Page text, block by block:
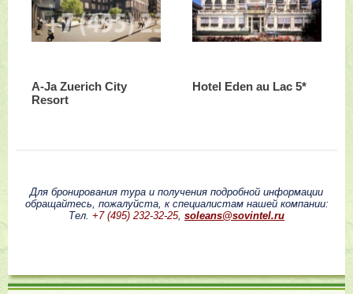
A-Ja Zuerich City
Resort
Hotel Eden au Lac 5*
Для бронирования тура и получения подробной информации
обращайтесь, пожалуйста, к специалистам нашей компании:
Тел. +7 (495) 232-32-25, soleans@sovintel.ru